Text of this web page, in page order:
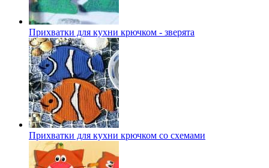
Прихватки для кухни крючком - зверята
Прихватки для кухни крючком со схемами